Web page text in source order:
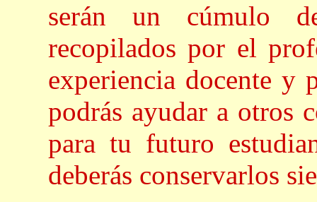
serán un cúmulo
recopilados por el
experiencia docente y
podrás ayudar a otros
para tu futuro
deberás conservarlos